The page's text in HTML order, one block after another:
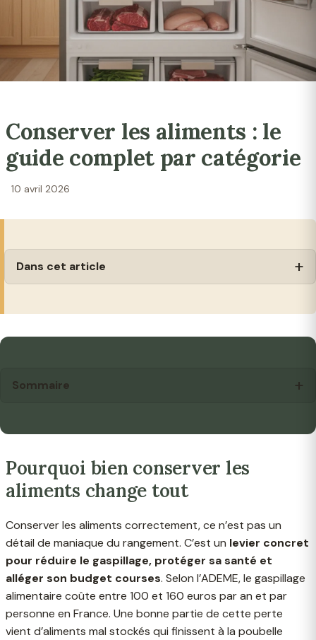
Conserver les aliments : le
guide complet par catégorie
10 avril 2026
Dans cet article
Sommaire
Pourquoi bien conserver les
aliments change tout
Conserver les aliments correctement, ce n’est pas un
détail de maniaque du rangement. C’est un levier concret
pour réduire le gaspillage, protéger sa santé et
alléger son budget courses. Selon l’ADEME, le gaspillage
alimentaire coûte entre 100 et 160 euros par an et par
personne en France. Une bonne partie de cette perte
vient d’aliments mal stockés qui finissent à la poubelle